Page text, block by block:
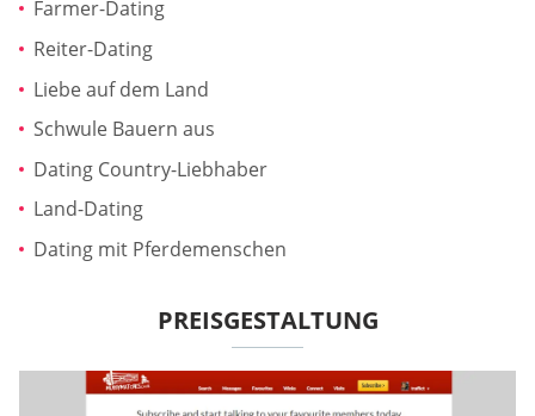
Farmer-Dating
Reiter-Dating
Liebe auf dem Land
Schwule Bauern aus
Dating Country-Liebhaber
Land-Dating
Dating mit Pferdemenschen
PREISGESTALTUNG